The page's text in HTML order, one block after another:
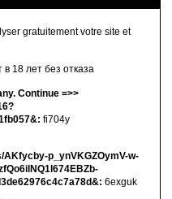
gratuitement votre site et
в 18 лет без отказа
Continue =>>
fi704y
p_ynVKGZOymV-w-
6exguk